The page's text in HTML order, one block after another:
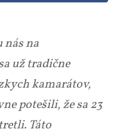
nás na
už tradične
kamarátov,
potešili, že sa 23
Táto